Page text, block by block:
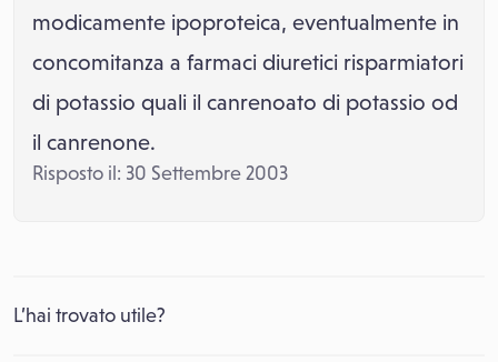
modicamente ipoproteica, eventualmente in
concomitanza a farmaci diuretici risparmiatori
di potassio quali il canrenoato di potassio od
il canrenone.
Risposto il: 30 Settembre 2003
L’hai trovato utile?